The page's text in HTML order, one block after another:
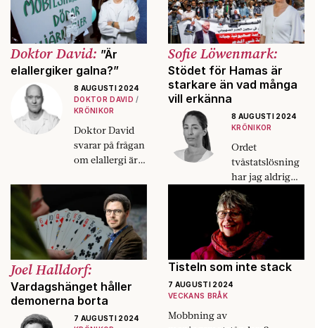
Doktor David: ”Är
elallergiker galna?”
8 AUGUSTI 2024
DOKTOR DAVID
KRÖNIKOR
Doktor David
svarar på frågan
om elallergi är
Sofie Löwenmark:
Stödet för Hamas är
starkare än vad många
vill erkänna
8 AUGUSTI 2024
KRÖNIKOR
Ordet
tvåstatslösning
har jag aldrig
hört. Inte heller
fred. I stället
ropar talkörerna
”eskalera”.
Joel Halldorf:
Vardagshänget håller
demonerna borta
7 AUGUSTI 2024
Tisteln som inte stack
7 AUGUSTI 2024
VECKANS BRÅK
Mobbning av